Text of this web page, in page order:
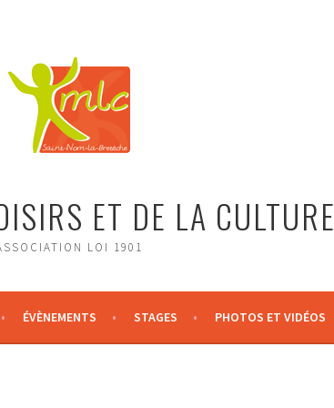
ET DE LA CULTURE
LOI 1901
ÉVÈNEMENTS STAGES PHOTOS ET VIDÉOS